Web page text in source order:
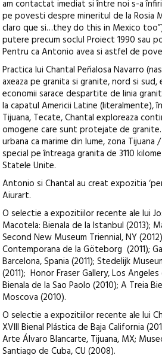
am contactat imediat si între noi s-a
pe povesti despre mineritul de la Rosia
claro que si…they do this in Mexico
putere precum soclul Proiect 1990 sau
Pentru ca Antonio avea si astfel de
Practica lui Chantal Peñalosa Navarro
axeaza pe granita si granite, nord si
economii sarace despartite de linia
la capatul Americii Latine (literalmente),
Tijuana, Tecate, Chantal exploreaza
omogene care sunt protejate de
urbana ca marime din lume, zona
special pe întreaga granita de 3110
Statele Unite.
Antonio si Chantal au creat expozitia
Aiurart.
O selectie a expozitiilor recente ale lui
Macotela: Bienala de la Istanbul (2013);
Second New Museum Triennial, NY
Contemporana de la Göteborg (2011);
Barcelona, Spania (2011); Stedelijk
(2011); Honor Fraser Gallery, Los Angeles
Bienala de la Sao Paolo (2010); A Treia
Moscova (2010).
O selectie a expozitiilor recente ale lui
XVIII Bienal Plástica de Baja California
Arte Álvaro Blancarte, Tijuana, MX;
Santiago de Cuba, CU (2008).